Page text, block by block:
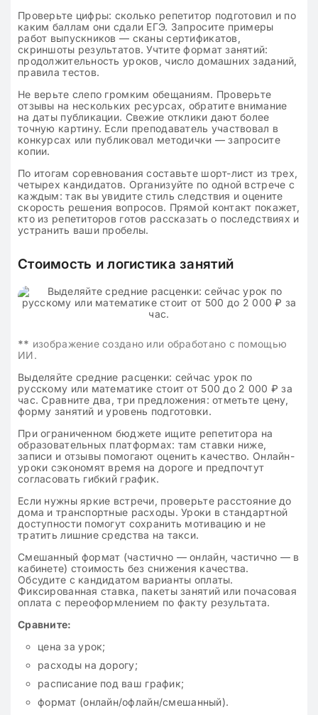
Проверьте цифры: сколько репетитор подготовил и по
каким баллам они сдали ЕГЭ. Запросите примеры
работ выпускников — сканы сертификатов,
скриншоты результатов. Учтите формат занятий:
продолжительность уроков, число домашних заданий,
правила тестов.
Не верьте слепо громким обещаниям. Проверьте
отзывы на нескольких ресурсах, обратите внимание
на даты публикации. Свежие отклики дают более
точную картину. Если преподаватель участвовал в
конкурсах или публиковал методички — запросите
копии.
По итогам соревнования составьте шорт-лист из трех,
четырех кандидатов. Организуйте по одной встрече с
каждым: так вы увидите стиль следствия и оцените
скорость решения вопросов. Прямой контакт покажет,
кто из репетиторов готов рассказать о последствиях и
устранить ваши пробелы.
Стоимость и логистика занятий
** изображение создано или обработано с помощью
ИИ.
Выделяйте средние расценки: сейчас урок по
русскому или математике стоит от 500 до 2 000 ₽ за
час. Сравните два, три предложения: отметьте цену,
форму занятий и уровень подготовки.
При ограниченном бюджете ищите репетитора на
образовательных платформах: там ставки ниже,
записи и отзывы помогают оценить качество. Онлайн-
уроки сэкономят время на дороге и предпочтут
согласовать гибкий график.
Если нужны яркие встречи, проверьте расстояние до
дома и транспортные расходы. Уроки в стандартной
доступности помогут сохранить мотивацию и не
тратить лишние средства на такси.
Смешанный формат (частично — онлайн, частично — в
кабинете) стоимость без снижения качества.
Обсудите с кандидатом варианты оплаты.
Фиксированная ставка, пакеты занятий или почасовая
оплата с переоформлением по факту результата.
Сравните:
цена за урок;
расходы на дорогу;
расписание под ваш график;
формат (онлайн/офлайн/смешанный).